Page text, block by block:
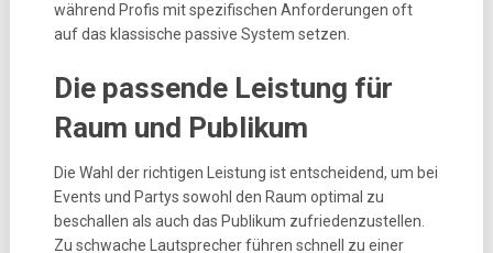
während Profis mit spezifischen Anforderungen oft
auf das klassische passive System setzen.
Die passende Leistung für
Raum und Publikum
Die Wahl der richtigen Leistung ist entscheidend, um bei
Events und Partys sowohl den Raum optimal zu
beschallen als auch das Publikum zufriedenzustellen.
Zu schwache Lautsprecher führen schnell zu einer